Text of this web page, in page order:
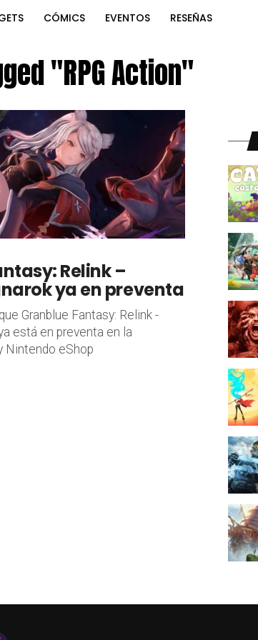
CÓMICS EVENTOS RESEÑAS
"RPG Action"
Relink –
ya en preventa
Granblue Fantasy: Relink -
está en preventa en la
Nintendo eShop